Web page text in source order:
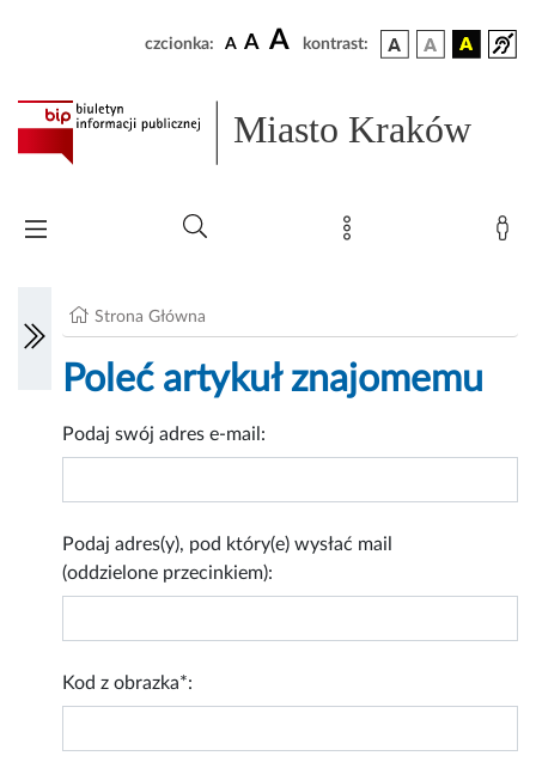
czcionka: A A A kontrast:
Miasto Kraków
Strona Główna
Poleć artykuł znajomemu
Podaj swój adres e-mail:
Podaj adres(y), pod który(e) wysłać mail
(oddzielone przecinkiem):
Kod z obrazka*: